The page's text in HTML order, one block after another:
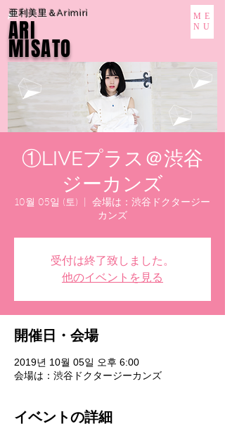
亜利美里＆Arimiri
ARI
MISATO
ME
NU
①LIVEプラス＠渋谷
ジーカンズ
10월 05일 (토)
会場は：渋谷ドクタージー
カンズ
受付は終了致しました。
他のイベントを見る
開催日・会場
2019년 10월 05일 오후 6:00
会場は：渋谷ドクタージーカンズ
イベントの詳細